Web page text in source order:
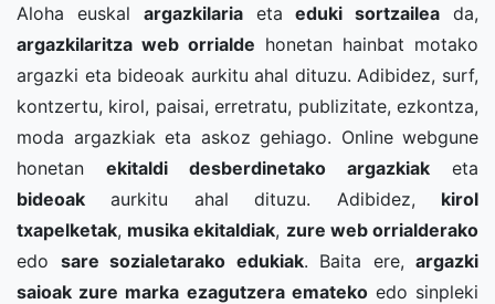
Aloha euskal argazkilariaetaeduki sortzailea da,
argazkilaritza web orrialde honetan hainbat motako
argazki eta bideoak aurkitu ahal dituzu. Adibidez, surf,
kontzertu, kirol, paisai, erretratu, publizitate, ezkontza,
moda argazkiak eta askoz gehiago. Online webgune
honetan ekitaldi desberdinetako argazkiak eta
bideoak aurkitu ahal dituzu. Adibidez, kirol
txapelketak, musika ekitaldiak, zure web orrialderako
edo sare sozialetarako edukiak. Baita ere, argazki
saioak zure marka ezagutzera ematekoedo sinpleki